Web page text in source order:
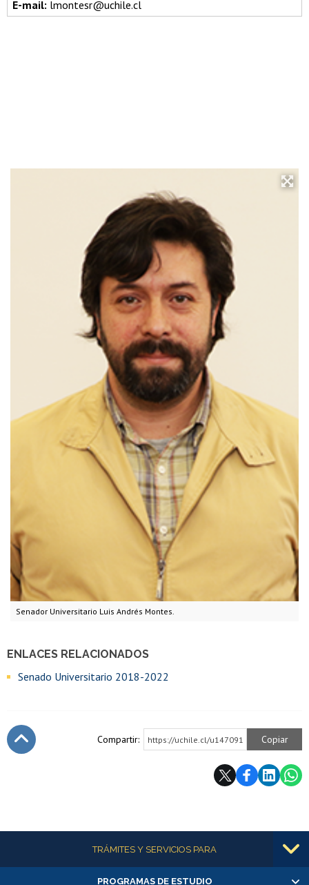
Senador Universitario Luis Andrés Montes.
ENLACES RELACIONADOS
Senado Universitario 2018-2022
E-mail: lmontesr@uchile.cl
Compartir: https://uchile.cl/u147091 Copiar
Más informaciónTRÁMITES Y SERVICIOS PARA
PROGRAMAS DE ESTUDIO